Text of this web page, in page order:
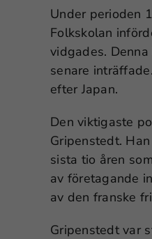
Under perioden
Folkskolan
vidgades.
senare
efter Japan.
Den viktigaste
Gripenstedt.
sista tio åren
av företagande
av den franske
Gripenstedt var